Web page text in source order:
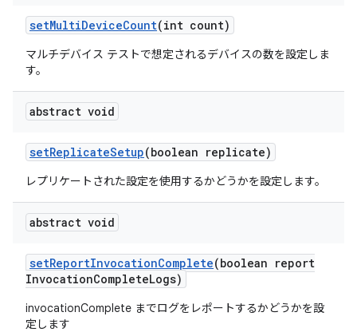
setMultiDeviceCount(int count)
マルチデバイス テストで想定されるデバイスの数を設定しま
す。
abstract void
setReplicateSetup(boolean replicate)
レプリケートされた設定を使用するかどうかを設定します。
abstract void
setReportInvocationComplete(boolean report
InvocationCompleteLogs)
invocationComplete までログをレポートするかどうかを設
定します